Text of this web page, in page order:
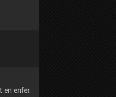
en enfer.